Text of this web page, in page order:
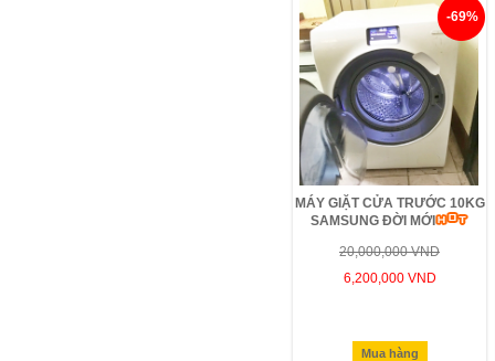
-69%
MÁY GIẶT CỬA TRƯỚC 10KG
SAMSUNG ĐỜI MỚI
20,000,000 VND
6,200,000 VND
Mua hàng